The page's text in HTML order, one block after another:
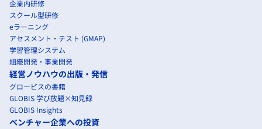
企業内研修
スクール型研修
eラーニング
アセスメント・テスト (GMAP)
学習管理システム
組織開発・事業開発
経営ノウハウの出版・発信
グロービスの書籍
GLOBIS 学び放題×知見録
GLOBIS Insights
ベンチャー企業への投資